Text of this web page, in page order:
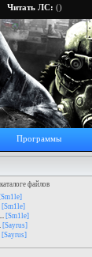
Читать ЛС: ()
Программы
файлов
[Sm1le]
[Sm1le]
[Sm1le]
[Sayrus]
[Sayrus]